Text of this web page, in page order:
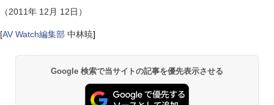
（2011年 12月 12日）
[AV Watch編集部 中林暁]
Google 検索で当サイトの記事を優先表示させる